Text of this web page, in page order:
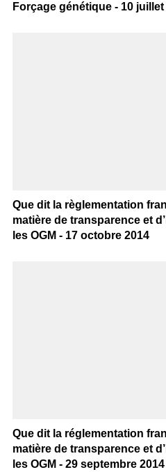
Forçage génétique - 10 juillet
Que dit la règlementation
matière de transparence et
les OGM - 17 octobre 2014
Que dit la réglementation
matière de transparence et
les OGM - 29 septembre 2014